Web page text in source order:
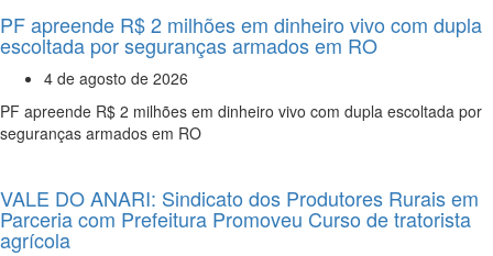
PF apreende R$ 2 milhões em dinheiro vivo com dupla
escoltada por seguranças armados em RO
4 de agosto de 2026
PF apreende R$ 2 milhões em dinheiro vivo com dupla escoltada por
seguranças armados em RO
VALE DO ANARI: Sindicato dos Produtores Rurais em
Parceria com Prefeitura Promoveu Curso de tratorista
agrícola